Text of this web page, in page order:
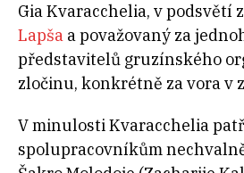
Gia Kvaracchelia, v podsvětí
Lapša a považovaný za
představitelů gruzínského
zločinu, konkrétně za vora v
V minulosti Kvaracchelia
spolupracovníkům